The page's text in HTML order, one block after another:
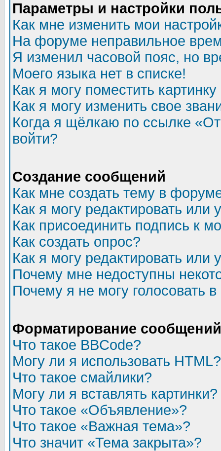
Параметры и настройки
Как мне изменить мои
На форуме неправильное
Я изменил часовой пояс, но
Моего языка нет в списке!
Как я могу поместить
Как я могу изменить свое
Когда я щёлкаю по ссылке
войти?
Создание сообщений
Как мне создать тему в
Как я могу редактировать или
Как присоединить подпись к
Как создать опрос?
Как я могу редактировать или
Почему мне недоступны
Почему я не могу голосовать
Форматирование
Что такое BBCode?
Могу ли я использовать HTML?
Что такое смайлики?
Могу ли я вставлять картинки?
Что такое «Объявление»?
Что такое «Важная тема»?
Что значит «Тема закрыта»?